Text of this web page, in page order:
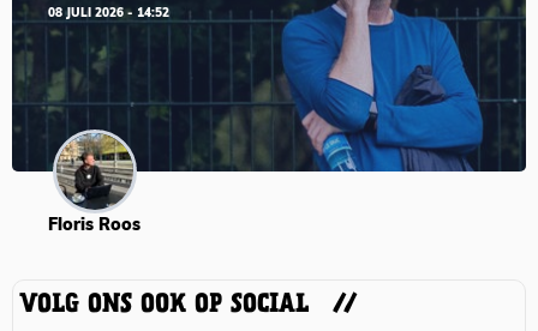
08 JULI 2026 - 14:52
Floris Roos
VOLG ONS OOK OP SOCIAL